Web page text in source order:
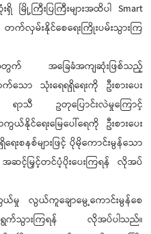
ကြီးပြကြီးများအထိပါ Smart
လှမ်းနိုင်စေရေးကြိုးပမ်းသွားကြ
ရန်အတွက် အခြေခံအကျဆုံးဖြစ်သည့်
ာ သုံးရေရရှိရေးကို ဦးစားပေး
ရာသီ ဥတုပြောင်းလဲမှုကြောင့်
နိုင်ရေးမြေပေါ်ရေကို ဦးစားပေး
းစနစ်များဖြင့် ပိုမိုကောင်းမွန်သော
င့်မြှင့်တင်ပံ့ပိုးပေးကြရန် လိုအပ်
လွယ်ကူချောမွေ့ကောင်းမွန်စေ
က်သွားကြရန် လိုအပ်ပါသည်။